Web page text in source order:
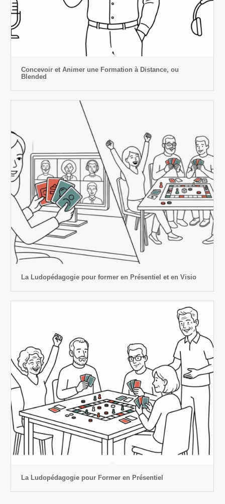
Concevoir et Animer une Formation à Distance, ou
Blended
La Ludopédagogie pour former en Présentiel et en Visio
La Ludopédagogie pour Former en Présentiel